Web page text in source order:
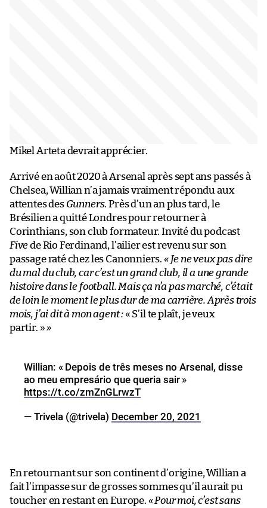
Mikel Arteta devrait apprécier.
Arrivé en août 2020 à Arsenal après sept ans passés à
Chelsea, Willian n’a jamais vraiment répondu aux
attentes des Gunners. Près d’un an plus tard, le
Brésilien a quitté Londres pour retourner à
Corinthians, son club formateur. Invité du podcast
Fivede Rio Ferdinand, l’ailier est revenu sur son
passage raté chez les Canonniers. « Je ne veux pas dire
du mal du club, car c’est un grand club, il a une grande
histoire dans le football. Mais ça n’a pas marché, c’était
de loin le moment le plus dur de ma carrière. Après trois
mois, j’ai dit à mon agent :« S’il te plaît, je veux
partir. »»
Willian: « Depois de três meses no Arsenal, disse
ao meu empresário que queria sair »
https://t.co/zmZnGLrwzT
— Trivela (@trivela) December 20, 2021
En retournant sur son continent d’origine, Willian a
fait l’impasse sur de grosses sommes qu’il aurait pu
toucher en restant en Europe. « Pour moi, c’est sans